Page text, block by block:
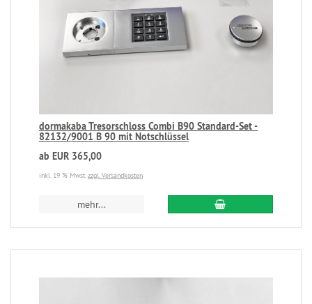
dormakaba Tresorschloss Combi B90 Standard-Set -
82132/9001 B 90 mit Notschlüssel
ab EUR 365,00
inkl. 19 % Mwst.zzgl. Versandkosten
mehr...